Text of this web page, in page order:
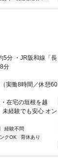
5分 ・JR阪和線「長
分
実働8時間／休憩60
宅の垣根を越
経験でも安心 オン
経験不問
クOK
育休あり